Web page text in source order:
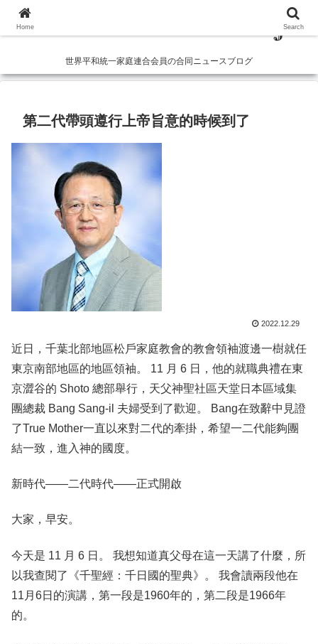
世界平和統一家庭連合会員の合同ニュースブログ
第二代帶頭遵行上帝旨意的時候到了
2022.12.29
近日，千葉北部地區松戶家庭教會的教會領袖渡邊一樹就任
東京南部地區的地區領袖。 11 月 6 日，他的就職典禮在東
京澀谷的 Shoto 總部舉行，天父神聖社區天堂日本區域集
團總裁 Bang Sang-il 夫婦受到了歡迎。 Bang在致辭中見證
了True Mother一直以來對二代的牽掛，希望一二代能夠團
結一致，進入神的國度。
新時代——二代時代——正式開啟
大家，早安。
今天是 11 月 6 日。 我想知道真父母在這一天講了什麼，所
以我查閱了《千聖經：千日國的聖典》。 我會讀兩段他在
11月6日的演講，第一段是1960年的，第二段是1966年
的。
Home Search